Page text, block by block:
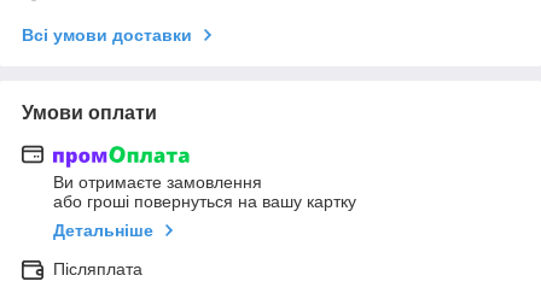
Всі умови доставки
Умови оплати
Ви отримаєте замовлення
або гроші повернуться на вашу картку
Детальніше
Післяплата